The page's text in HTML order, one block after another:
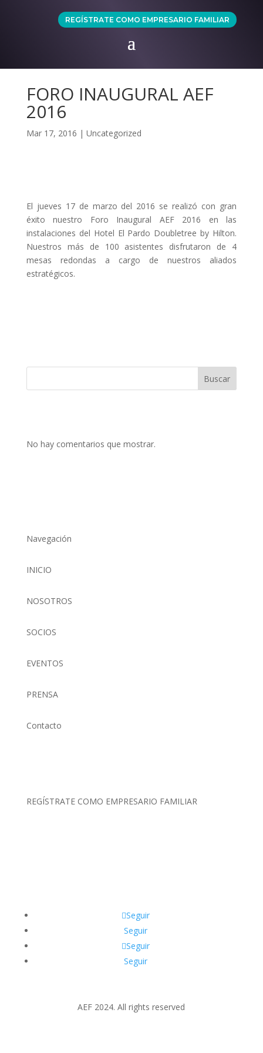
REGÍSTRATE COMO EMPRESARIO FAMILIAR
FORO INAUGURAL AEF
2016
Mar 17, 2016 | Uncategorized
El jueves 17 de marzo del 2016 se realizó con gran
éxito nuestro Foro Inaugural AEF 2016 en las
instalaciones del Hotel El Pardo Doubletree by Hilton.
Nuestros más de 100 asistentes disfrutaron de 4
mesas redondas a cargo de nuestros aliados
estratégicos.
Buscar
No hay comentarios que mostrar.
Navegación
INICIO
NOSOTROS
SOCIOS
EVENTOS
PRENSA
Contacto
REGÍSTRATE COMO EMPRESARIO FAMILIAR
Seguir
Seguir
Seguir
Seguir
AEF 2024. All rights reserved